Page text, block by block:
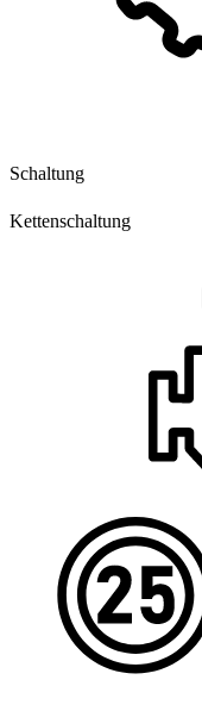
Schaltung
Kettenschaltung